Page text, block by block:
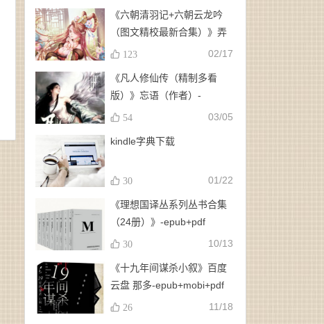
《六朝清羽记+六朝云龙吟
（图文精校最新合集）》弄
玉、龙璇（作者）-
123 02/17
《凡人修仙传（精制多看
版）》忘语（作者）-
epub+mobi
54 03/05
kindle字典下载
30 01/22
《理想国译丛系列丛书合集
（24册）》-epub+pdf
30 10/13
《十九年间谋杀小叙》百度
云盘 那多-epub+mobi+pdf
26 11/18